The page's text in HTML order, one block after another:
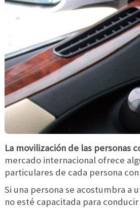
La movilización de las personas
mercado internacional ofrece
particulares de cada persona
Si una persona se acostumbra a
no esté capacitada para